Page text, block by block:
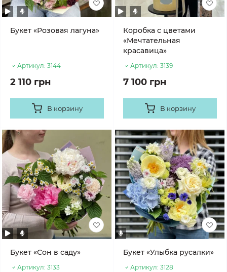
Букет «Розовая лагуна»
Артикул: 3144
2 110 грн
В корзину
Коробка с цветами
«Мечтательная
красавица»
Артикул: 3139
7 100 грн
В корзину
Букет «Сон в саду»
Артикул: 3133
Букет «Улыбка русалки»
Артикул: 3128